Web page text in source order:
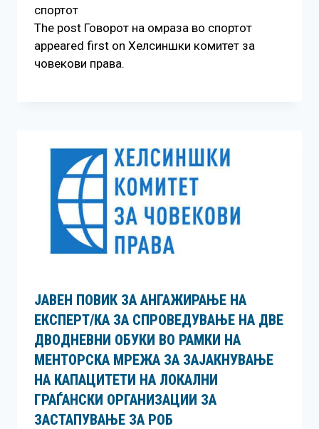
спортот
The post Говорот на омраза во спортот
appeared first on Хелсиншки комитет за
човекови права.
ЈАВЕН ПОВИК ЗА АНГАЖИРАЊЕ НА
ЕКСПЕРТ/КА ЗА СПРОВЕДУВАЊЕ НА ДВЕ
ДВОДНЕВНИ ОБУКИ ВО РАМКИ НА
МЕНТОРСКА МРЕЖА ЗА ЗАЈАКНУВАЊЕ
НА КАПАЦИТЕТИ НА ЛОКАЛНИ
ГРАЃАНСКИ ОРГАНИЗАЦИИ ЗА
ЗАСТАПУВАЊЕ ЗА РОБ